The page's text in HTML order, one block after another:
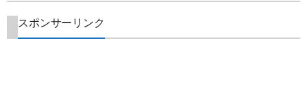
スポンサーリンク